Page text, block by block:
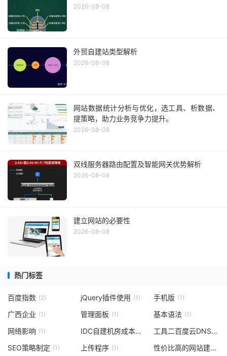
2026-08-08
外贸自建站类型解析
2026-08-08
网站数据统计分析与优化，选工具、析数据、
提策略，助力业务竞争力提升。
2026-08-08
双线服务器路由配置及智能网关优势解析
2026-08-08
建立网站的必要性
2026-08-08
热门标签
百度指数 (2) jQuery插件使用 (1) 手机版 (1)
广西企业 (1) 管理面板 (1) 基本语法 (1)
网络影响 (1) IDC自建机房成本分析 (1) 工具二百度云DNS
(1)
SEO策略制定 (1) 上传程序 (1) 性价比高的网站建设服务商